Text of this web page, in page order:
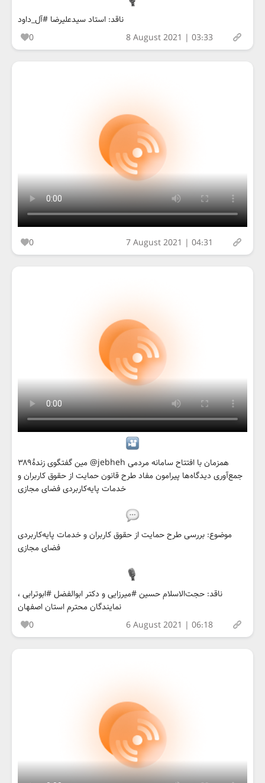
ناقد: استاد سیدعلیرضا #آل_داود
0
8 August 2021 | 03:33
0 7 August 2021 | 04:31
۳۸۹مین گفتگوی زندهٔ @jebheh همزمان با افتتاح سامانه مردمی
جمع‌آوری دیدگاه‌ها پیرامون مفاد طرح قانون حمایت از حقوق کاربران و
خدمات پایه‌کاربردی فضای مجازی
موضوع: بررسی طرح حمایت از حقوق کاربران و خدمات پایه‌کاربردی
فضای مجازی
ناقد: حجت‌الاسلام حسین #میرزایی و دکتر ابوالفضل #ابوترابی ،
نمایندگان محترم استان اصفهان
0
6 August 2021 | 06:18